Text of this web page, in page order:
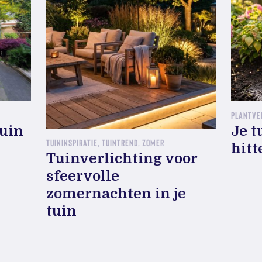
TUININSPIRATIE, TUINTREND, ZOMER
Tuinverlichting voor
sfeervolle
zomernachten in je
tuin
Je